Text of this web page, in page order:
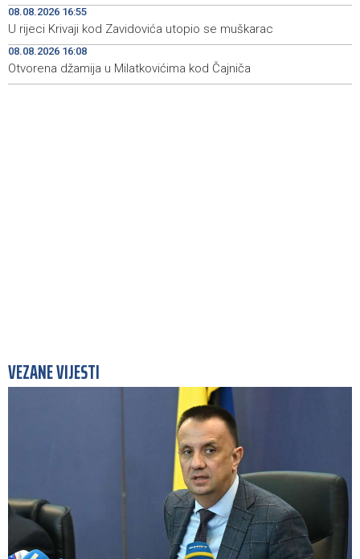
15:37
Požar kod Konjica i dalje aktivan, stanje bolje nego
jutros
15:27
Dokumentarac 'Bulevar Ivice Osima' osvojio nagradu na
City Festu u Niškoj Banji
08.08.2026 16:55
U rijeci Krivaji kod Zavidovića utopio se muškarac
08.08.2026 16:08
Otvorena džamija u Milatkovićima kod Čajniča
VEZANE VIJESTI